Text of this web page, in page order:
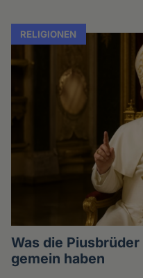
RELIGIONEN
Was die
gemein haben